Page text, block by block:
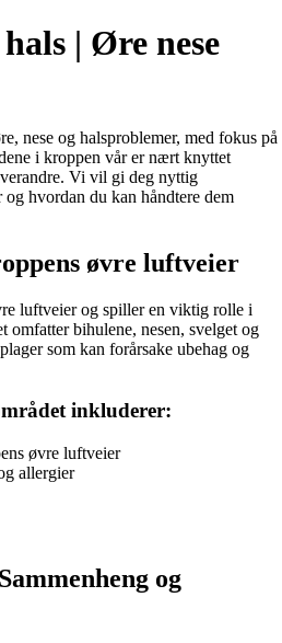
| Øre nese
nese og halsproblemer, med fokus på
i kroppen vår er nært knyttet
Vi vil gi deg nyttig
hvordan du kan håndtere dem
øvre luftveier
luftveier og spiller en viktig rolle i
omfatter bihulene, nesen, svelget og
som kan forårsake ubehag og
inkluderer:
øvre luftveier
allergier
og